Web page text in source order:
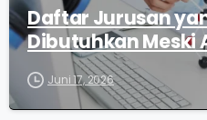
Daftar Jurusan
Dibutuhkan Meski
Juni 17, 2026